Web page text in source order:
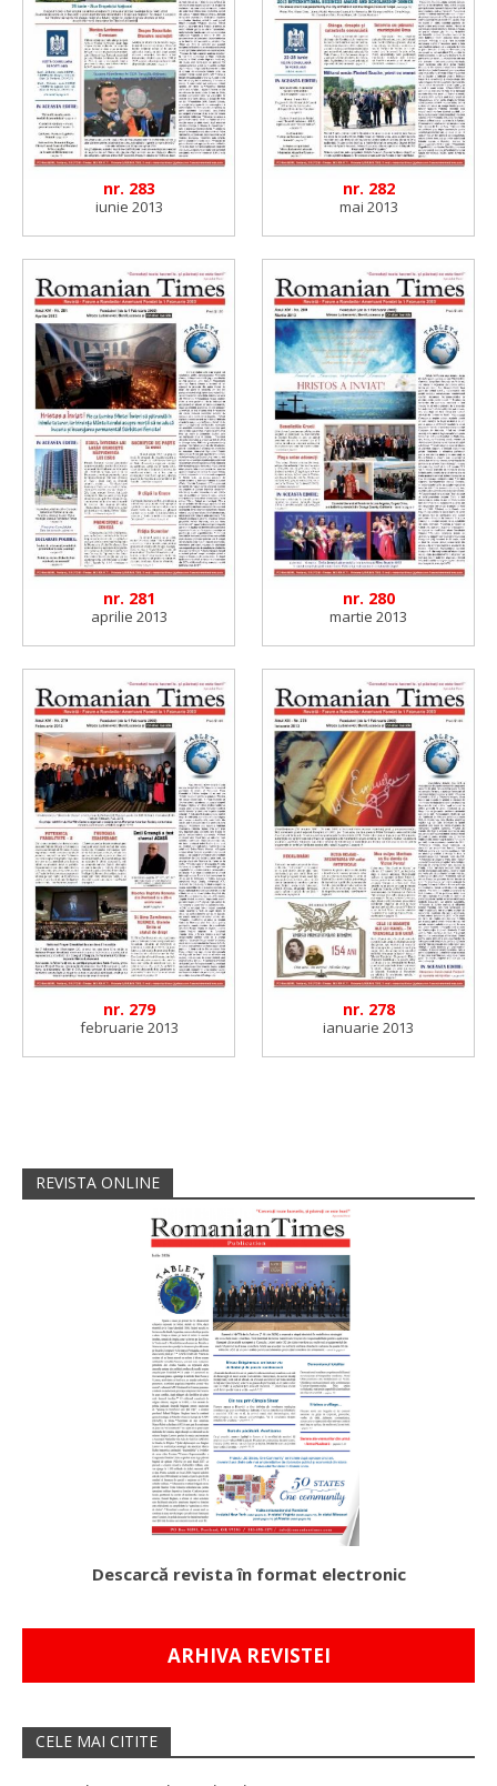
nr. 283
iunie 2013
nr. 282
mai 2013
nr. 281
aprilie 2013
nr. 280
martie 2013
nr. 279
februarie 2013
nr. 278
ianuarie 2013
REVISTA ONLINE
Descarcă revista în format electronic
ARHIVA REVISTEI
CELE MAI CITITE